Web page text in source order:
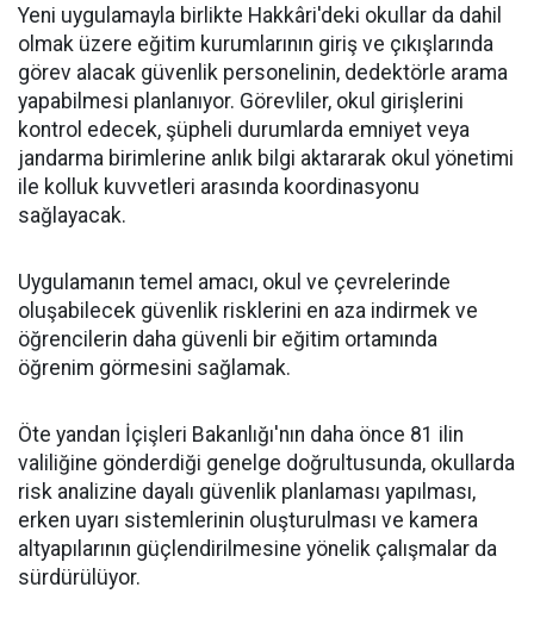
Yeni uygulamayla birlikte Hakkâri'deki okullar da dahil
olmak üzere eğitim kurumlarının giriş ve çıkışlarında
görev alacak güvenlik personelinin, dedektörle arama
yapabilmesi planlanıyor. Görevliler, okul girişlerini
kontrol edecek, şüpheli durumlarda emniyet veya
jandarma birimlerine anlık bilgi aktararak okul yönetimi
ile kolluk kuvvetleri arasında koordinasyonu
sağlayacak.
Uygulamanın temel amacı, okul ve çevrelerinde
oluşabilecek güvenlik risklerini en aza indirmek ve
öğrencilerin daha güvenli bir eğitim ortamında
öğrenim görmesini sağlamak.
Öte yandan İçişleri Bakanlığı'nın daha önce 81 ilin
valiliğine gönderdiği genelge doğrultusunda, okullarda
risk analizine dayalı güvenlik planlaması yapılması,
erken uyarı sistemlerinin oluşturulması ve kamera
altyapılarının güçlendirilmesine yönelik çalışmalar da
sürdürülüyor.